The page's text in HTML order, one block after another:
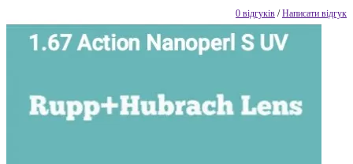
0 відгуків /Написати відгук